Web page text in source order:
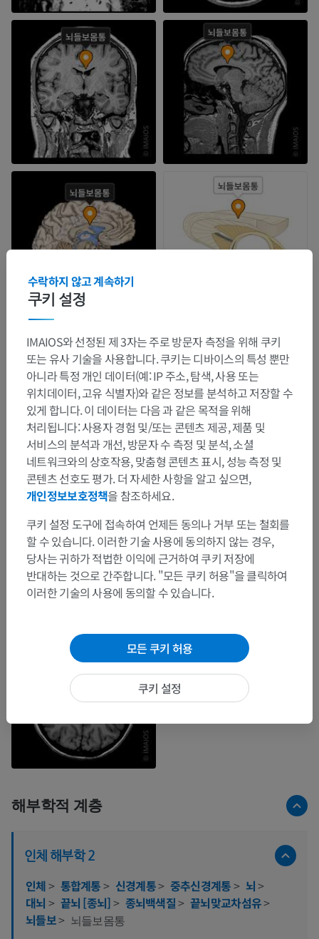
해부학적 계층
인체 해부학 2
인체> 통합계통> 신경계통> 중추신경계통> 뇌>
대뇌 > 끝뇌 [종뇌]> 종뇌백색질> 끝뇌맞교차섬유>
뇌들보> 뇌들보몸통
쿠키 설정
수락하지 않고 계속하기
IMAIOS와 선정된 제 3자는 주로 방문자 측정을 위해 쿠키
또는 유사 기술을 사용합니다. 쿠키는 디바이스의 특성 뿐만
아니라 특정 개인 데이터(예: IP 주소, 탐색, 사용 또는
위치데이터, 고유 식별자)와 같은 정보를 분석하고 저장할 수
있게 합니다. 이 데이터는 다음 과 같은 목적을 위해
처리됩니다: 사용자 경험 및/또는 콘텐츠 제공, 제품 및
서비스의 분석과 개선, 방문자 수 측정 및 분석, 소셜
네트워크와의 상호작용, 맞춤형 콘텐츠 표시, 성능 측정 및
콘텐츠 선호도 평가. 더 자세한 사항을 알고 싶으면,
개인정보보호정책을 참조하세요.
쿠키 설정 도구에 접속하여 언제든 동의나 거부 또는 철회를
할 수 있습니다. 이러한 기술 사용에 동의하지 않는 경우,
당사는 귀하가 적법한 이익에 근거하여 쿠키 저장에
반대하는 것으로 간주합니다. "모든 쿠키 허용"을 클릭하여
이러한 기술의 사용에 동의할 수 있습니다.
모든 쿠키 허용
쿠키 설정